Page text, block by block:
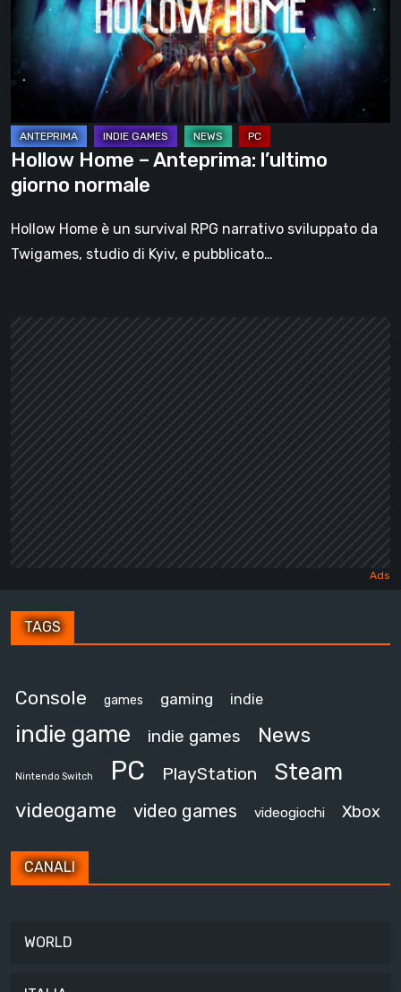
l’ultimo
giorno
normale
Hollow Home – Anteprima: l’ultimo
giorno normale
Hollow Home è un survival RPG narrativo sviluppato da
Twigames, studio di Kyiv, e pubblicato…
TAGS
Console games gaming indie
indie game indie games News
Nintendo Switch PC PlayStation Steam
videogame video games videogiochi Xbox
CANALI
WORLD